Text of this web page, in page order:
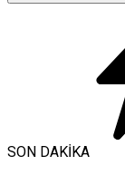
SON DAKİKA